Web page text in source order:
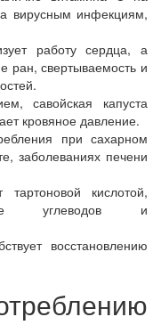
вирусным инфекциям,
работу сердца, а
ран, свертываемость и
савойская капуста
кровяное давление.
при сахарном
заболеваниях печени
кислотой,
углеводов и
восстановлению